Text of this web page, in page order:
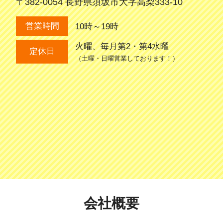
〒382-0054 長野県須坂市大字高梨333-10
営業時間 10時～19時
定休日
火曜、毎月第2・第4水曜
（土曜・日曜営業しております！）
会社概要